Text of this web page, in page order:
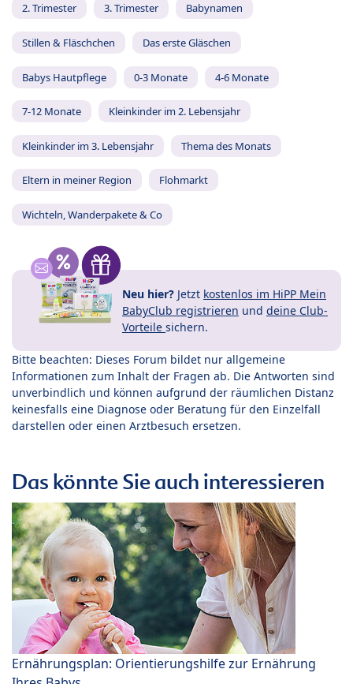
2. Trimester 3. Trimester Babynamen
Stillen & Fläschchen Das erste Gläschen
Babys Hautpflege 0-3 Monate 4-6 Monate
7-12 Monate Kleinkinder im 2. Lebensjahr
Kleinkinder im 3. Lebensjahr Thema des Monats
Eltern in meiner Region Flohmarkt
Wichteln, Wanderpakete & Co
Neu hier? Jetzt kostenlos im HiPP Mein
BabyClub registrieren und deine Club-
Vorteile sichern.
Bitte beachten: Dieses Forum bildet nur allgemeine
Informationen zum Inhalt der Fragen ab. Die Antworten sind
unverbindlich und können aufgrund der räumlichen Distanz
keinesfalls eine Diagnose oder Beratung für den Einzelfall
darstellen oder einen Arztbesuch ersetzen.
Das könnte Sie auch interessieren
Ernährungsplan: Orientierungshilfe zur Ernährung